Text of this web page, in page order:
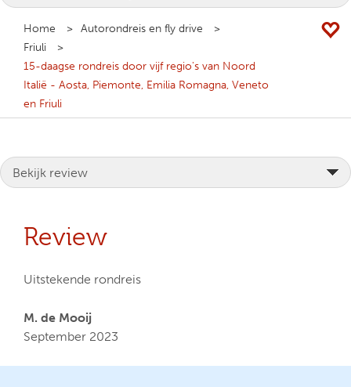
Home
Autorondreis en fly drive
Friuli
15-daagse rondreis door vijf regio's van Noord
Italië - Aosta, Piemonte, Emilia Romagna, Veneto
en Friuli
Review
Uitstekende rondreis
M. de Mooij
September 2023